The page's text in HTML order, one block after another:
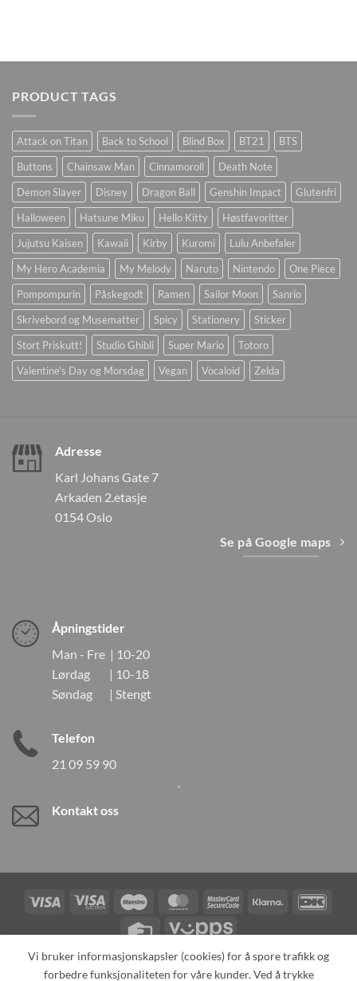
PRODUCT TAGS
Attack on Titan Back to School Blind Box BT21
BTS
Buttons
Chainsaw Man Cinnamoroll
Death Note
Demon Slayer
Disney Dragon Ball Genshin Impact
Glutenfri
Halloween
Hatsune Miku Hello Kitty
Høstfavoritter
Jujutsu Kaisen
Kawaii Kirby Kuromi
Lulu Anbefaler
My Hero Academia
My Melody Naruto Nintendo
One Piece
Pompompurin
Påskegodt Ramen Sailor Moon
Sanrio
Skrivebord og Musematter
Spicy Stationery
Sticker
Stort Priskutt!
Studio Ghibli Super Mario
Totoro
Valentine's Day og Morsdag
Vegan Vocaloid Zelda
Adresse
Karl Johans Gate 7
Arkaden 2.etasje
0154 Oslo
Se på Google maps
Åpningstider
Man - Fre | 10-20
Lørdag | 10-18
Søndag | Stengt
Telefon
21 09 59 90
Kontakt oss
Visa
Visa
Maestro MasterCardMasterCardKlarna
Credit
Vipps
Vi bruker informasjonskapsler (cookies) for å spore trafikk og
forbedre funksjonaliteten for våre kunder. Ved å trykke